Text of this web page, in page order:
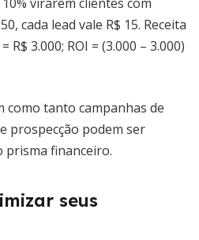
cada lead vale R$ 15. Receita
R$ 3.000; ROI = (3.000 – 3.000)
como tanto campanhas de
prospecção podem ser
prisma financeiro.
seus